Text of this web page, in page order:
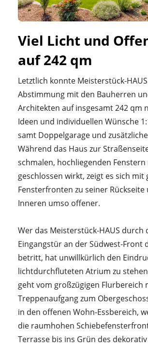
Viel Licht und
auf 242 qm
Letztlich konnte Meisterstück-
Abstimmung mit den Bauherren
Architekten auf insgesamt 242 qm
Ideen und individuellen Wünsche
samt Doppelgarage und
Während das Haus zur
schmalen, hochliegenden
geschlossen wirkt, zeigt es sich mit
Fensterfronten zu seiner Rückseite
Inneren umso offener.
Wer das Meisterstück-HAUS durch
Eingangstür an der Südwest-Front
betritt, hat unwillkürlich den
lichtdurchfluteten Atrium zu
geht vom großzügigen Flurbereich
Treppenaufgang zum
in den offenen Wohn-Essbereich,
die raumhohen
Terrasse bis ins Grün des